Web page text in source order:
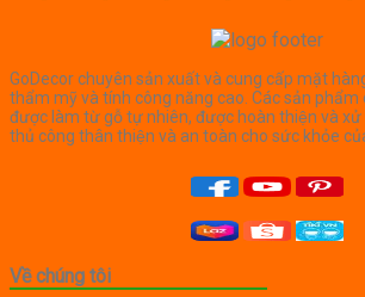
GoDecor chuyên sản xuất và cung cấp mặt
thẩm mỹ và tính công năng cao. Các sản phẩm
được làm từ gỗ tự nhiên, được hoàn thiện và
thủ công thân thiện và an toàn cho sức khỏe
Về chúng tôi